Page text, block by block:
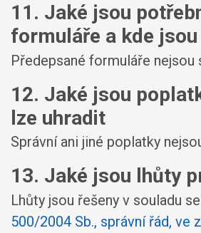
11. Jaké jsou
formuláře a kde
Předepsané formuláře nejsou
12. Jaké jsou
lze uhradit
Správní ani jiné poplatky
13. Jaké jsou lhůty
Lhůty jsou řešeny v souladu se
500/2004 Sb., správní řád, ve